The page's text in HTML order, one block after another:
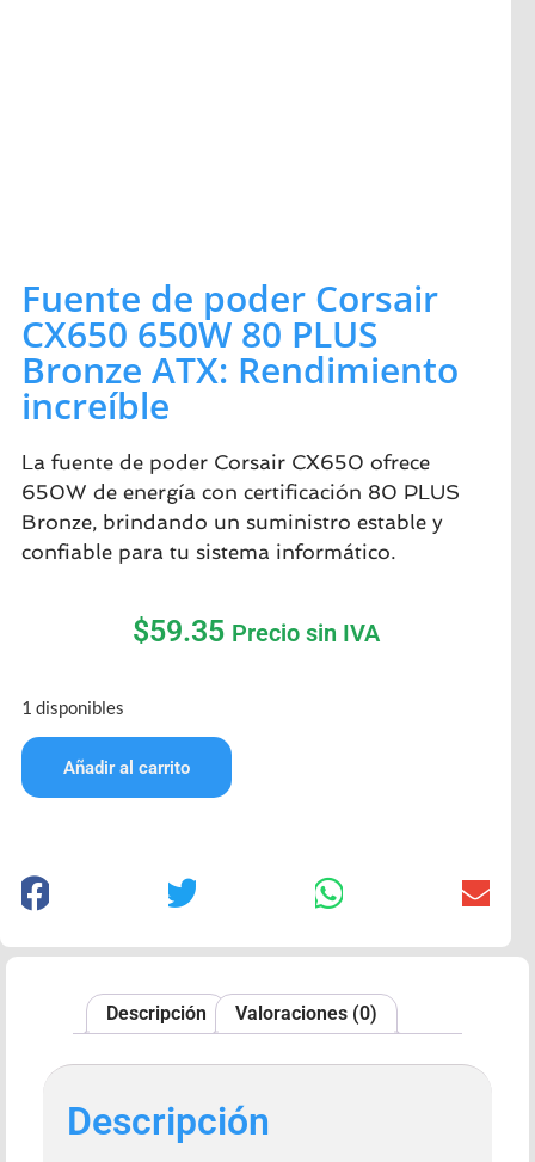
Fuente de poder Corsair
CX650 650W 80 PLUS
Bronze ATX: Rendimiento
increíble
La fuente de poder Corsair CX650 ofrece
650W de energía con certificación 80 PLUS
Bronze, brindando un suministro estable y
confiable para tu sistema informático.
$59.35 Precio sin IVA
1 disponibles
Añadir al carrito
Descripción Valoraciones (0)
Descripción